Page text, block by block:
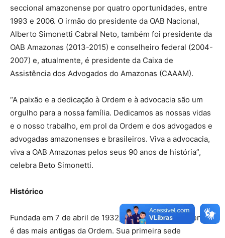
seccional amazonense por quatro oportunidades, entre
1993 e 2006. O irmão do presidente da OAB Nacional,
Alberto Simonetti Cabral Neto, também foi presidente da
OAB Amazonas (2013-2015) e conselheiro federal (2004-
2007) e, atualmente, é presidente da Caixa de
Assistência dos Advogados do Amazonas (CAAAM).
“A paixão e a dedicação à Ordem e à advocacia são um
orgulho para a nossa família. Dedicamos as nossas vidas
e o nosso trabalho, em prol da Ordem e dos advogados e
advogadas amazonenses e brasileiros. Viva a advocacia,
viva a OAB Amazonas pelos seus 90 anos de história”,
celebra Beto Simonetti.
Histórico
Fundada em 7 de abril de 1932, a seccional amazonense
é das mais antigas da Ordem. Sua primeira sede